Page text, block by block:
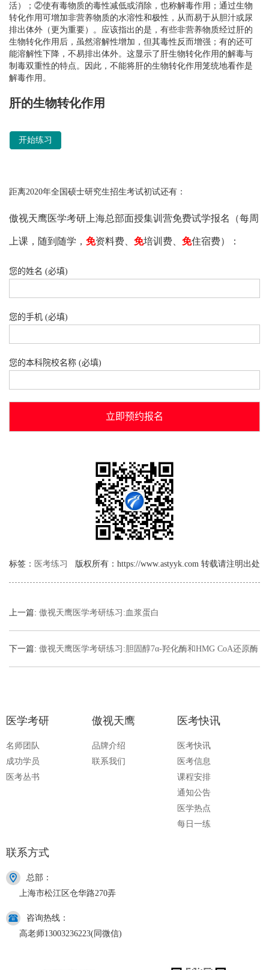
活）；②使有毒物质的毒性减低或消除，也称解毒作用；通过生物
转化作用可增加非营养物质的水溶性和极性，从而易于从胆汁或尿
排出体外（更为重要）。应该指出的是，有些非营养物质经过肝的
生物转化作用后，虽然溶解性增加，但其毒性反而增强；有的还可
能溶解性下降，不易排出体外。这显示了肝生物转化作用的解毒与
制毒双重性的特点。因此，不能将肝的生物转化作用笼统地看作是
解毒作用。
Quiz:
肝的生物转化作用
开始练习
距离2020年全国硕士研究生招生考试初试还有：
傲视天鹰医学考研上海总部面授集训营免费试学报名（每周
上课，随到随学， 免资料费、 免培训费、 免住宿费）：
您的姓名 (必填)
您的手机 (必填)
您的本科院校名称 (必填)
标签： 医考练习 版权所有：https://www.astyyk.com 转载请注明出处
上一篇: 傲视天鹰医学考研练习:血浆蛋白
下一篇: 傲视天鹰医学考研练习:胆固醇7α-羟化酶和HMG CoA还原酶
医学考研
名师团队
成功学员
医考丛书
傲视天鹰
品牌介绍
联系我们
医考快讯
医考快讯
医考信息
课程安排
通知公告
医学热点
每日一练
联系方式
总部：
上海市松江区仓华路270弄
咨询热线：
高老师13003236223(同微信)